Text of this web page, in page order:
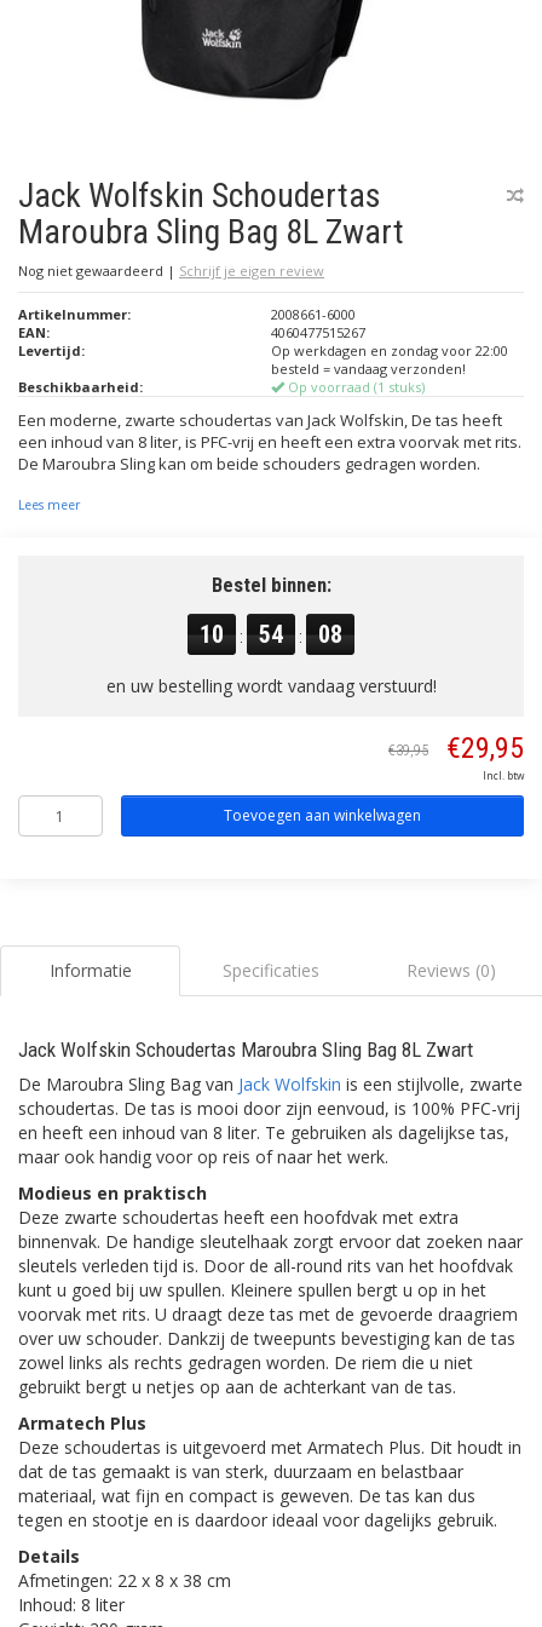
Jack Wolfskin Schoudertas
Maroubra Sling Bag 8L Zwart
Nog niet gewaardeerd | Schrijf je eigen review
Artikelnummer:
2008661-6000
EAN:
4060477515267
Levertijd:
Op werkdagen en zondag voor 22:00
besteld = vandaag verzonden!
Beschikbaarheid:
Op voorraad (1 stuks)
Een moderne, zwarte schoudertas van Jack Wolfskin, De tas heeft
een inhoud van 8 liter, is PFC-vrij en heeft een extra voorvak met rits.
De Maroubra Sling kan om beide schouders gedragen worden.
Lees meer
Bestel binnen:
10 : 54 : 07
en uw bestelling wordt vandaag verstuurd!
€39,95 €29,95
Incl. btw
Toevoegen aan winkelwagen
Informatie Specificaties Reviews (0)
Jack Wolfskin Schoudertas Maroubra Sling Bag 8L Zwart
De Maroubra Sling Bag van Jack Wolfskin is een stijlvolle, zwarte
schoudertas. De tas is mooi door zijn eenvoud, is 100% PFC-vrij
en heeft een inhoud van 8 liter. Te gebruiken als dagelijkse tas,
maar ook handig voor op reis of naar het werk.
Modieus en praktisch
Deze zwarte schoudertas heeft een hoofdvak met extra
binnenvak. De handige sleutelhaak zorgt ervoor dat zoeken naar
sleutels verleden tijd is. Door de all-round rits van het hoofdvak
kunt u goed bij uw spullen. Kleinere spullen bergt u op in het
voorvak met rits. U draagt deze tas met de gevoerde draagriem
over uw schouder. Dankzij de tweepunts bevestiging kan de tas
zowel links als rechts gedragen worden. De riem die u niet
gebruikt bergt u netjes op aan de achterkant van de tas.
Armatech Plus
Deze schoudertas is uitgevoerd met Armatech Plus. Dit houdt in
dat de tas gemaakt is van sterk, duurzaam en belastbaar
materiaal, wat fijn en compact is geweven. De tas kan dus
tegen en stootje en is daardoor ideaal voor dagelijks gebruik.
Details
Afmetingen: 22 x 8 x 38 cm
Inhoud: 8 liter